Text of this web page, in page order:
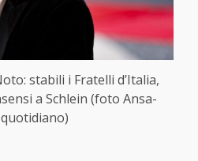
stabili i Fratelli d’Italia,
a Schlein (foto Ansa-